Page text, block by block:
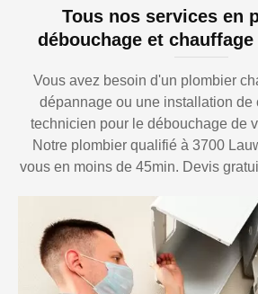
Tous nos services en
débouchage et chauffage
Vous avez besoin d'un plombier
dépannage ou une installation de
technicien pour le débouchage de
Notre plombier qualifié à 3700
vous en moins de 45min. Devis